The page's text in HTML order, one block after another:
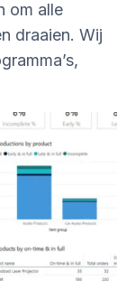
om alle
draaien. Wij